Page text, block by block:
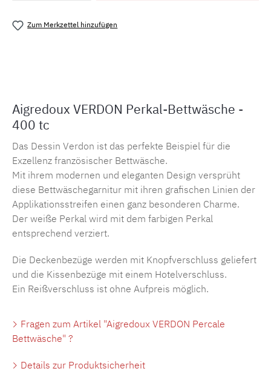
Zum Merkzettel hinzufügen
Aigredoux VERDON Perkal-Bettwäsche -
400 tc
Das Dessin Verdon ist das perfekte Beispiel für die
Exzellenz französischer Bettwäsche.
Mit ihrem modernen und eleganten Design versprüht
diese Bettwäschegarnitur mit ihren grafischen Linien der
Applikationsstreifen einen ganz besonderen Charme.
Der weiße Perkal wird mit dem farbigen Perkal
entsprechend verziert.
Die Deckenbezüge werden mit Knopfverschluss geliefert
und die Kissenbezüge mit einem Hotelverschluss.
Ein Reißverschluss ist ohne Aufpreis möglich.
Fragen zum Artikel "Aigredoux VERDON Percale
Bettwäsche" ?
Details zur Produktsicherheit